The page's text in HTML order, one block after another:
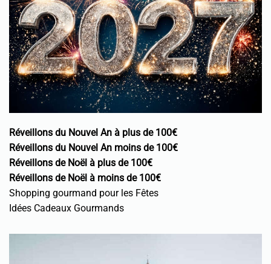
Réveillons du Nouvel An à plus de 100€
Réveillons du Nouvel An moins de 100€
Réveillons de Noël à plus de 100€
Réveillons de Noël à moins de 100€
Shopping gourmand pour les Fêtes
Idées Cadeaux Gourmands